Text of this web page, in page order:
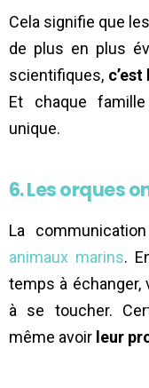
Cela signifie que
de plus en plus
scientifiques,
Et chaque
unique.
6. Les orques
La
animaux marins.
temps à échanger,
à se toucher.
même avoir leur